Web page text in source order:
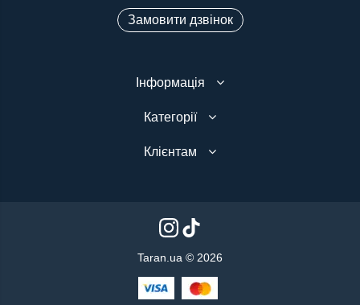
Замовити дзвінок
Інформація
Категорії
Клієнтам
Taran.ua © 2026